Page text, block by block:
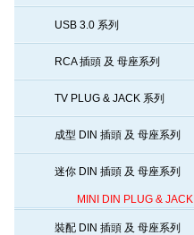
USB 3.0 系列
RCA 插頭 及 母座系列
TV PLUG & JACK 系列
成型 DIN 插頭 及 母座系列
迷你 DIN 插頭 及 母座系列
MINI DIN PLUG & JACK
裝配 DIN 插頭 及 母座系列